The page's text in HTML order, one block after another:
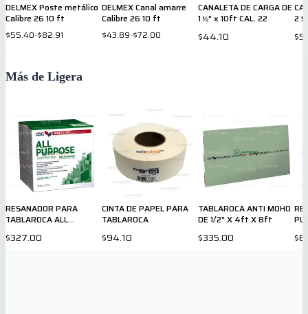
DELMEX Poste metálico
Calibre 26 10 ft
$55.40-$82.91
DELMEX Canal amarre
Calibre 26 10 ft
$43.89-$72.00
CANALETA DE CARGA DE
1 ½” x 10ft CAL. 22
$44.10
2
Más de Ligera
RESANADOR PARA
TABLAROCA ALL
$327.00
CINTA DE PAPEL PARA
TABLAROCA
$94.10
TABLAROCA ANTI MOHO
DE 1/2" X 4ft X 8ft
$335.00